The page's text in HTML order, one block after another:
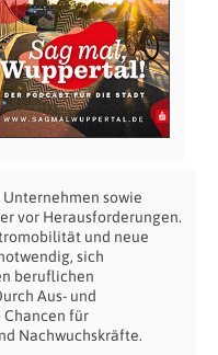
sowie
vor Herausforderungen.
und neue
sich
beruflichen
Aus- und
für
Nachwuchskräfte.